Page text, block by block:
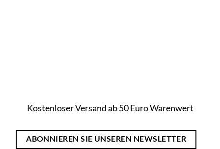
Kostenloser Versand ab 50 Euro Warenwert
ABONNIEREN SIE UNSEREN NEWSLETTER